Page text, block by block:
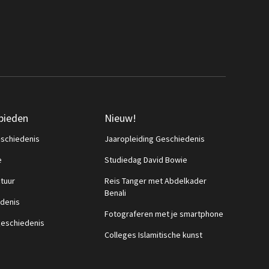
Nieuw!
Jaaropleiding Geschiedenis
Studiedag David Bowie
Reis Tanger met Abdelkader
Benali
Fotograferen met je smartphone
Colleges Islamitische kunst